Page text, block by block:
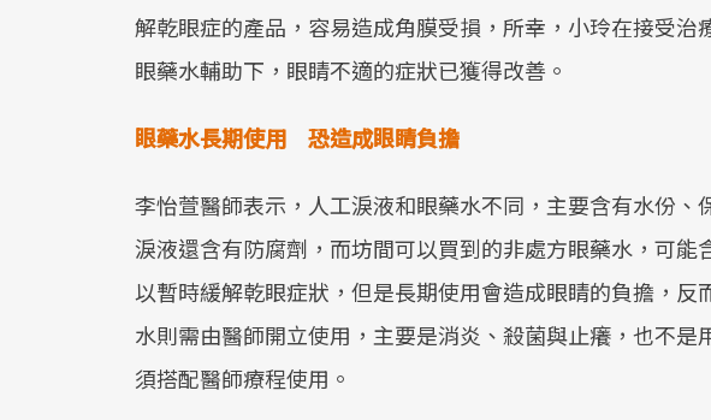
解乾眼症的產品，容易造成角膜受損，所幸，小玲在接受治
眼藥水輔助下，眼睛不適的症狀已獲得改善。
眼藥水長期使用 恐造成眼睛負擔
李怡萱醫師表示，人工淚液和眼藥水不同，主要含有水份、
淚液還含有防腐劑，而坊間可以買到的非處方眼藥水，可能
以暫時緩解乾眼症狀，但是長期使用會造成眼睛的負擔，反
水則需由醫師開立使用，主要是消炎、殺菌與止癢，也不
須搭配醫師療程使用。